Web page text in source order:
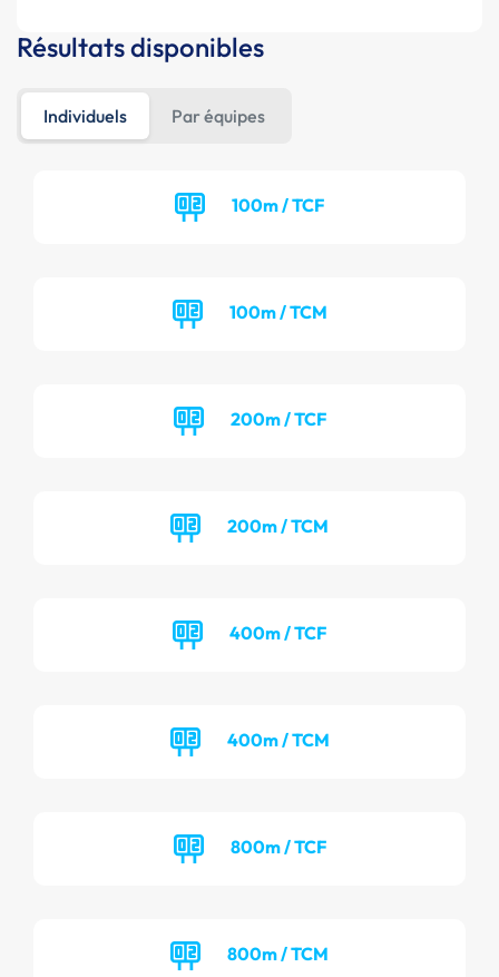
Résultats disponibles
Individuels Par équipes
100m / TCF
100m / TCM
200m / TCF
200m / TCM
400m / TCF
400m / TCM
800m / TCF
800m / TCM